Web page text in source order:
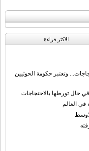
الاکثر قراءة
وتعتبر حكومة الحوثيين
حال تورطها بالاحتجاجات
في العالم